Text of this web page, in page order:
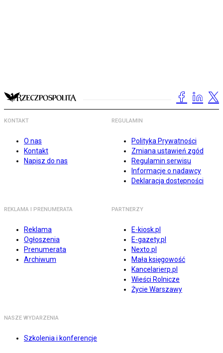
KONTAKT
O nas
Kontakt
Napisz do nas
REGULAMIN
Polityka Prywatności
Zmiana ustawień zgód
Regulamin serwisu
Informacje o nadawcy
Deklaracja dostępności
REKLAMA I PRENUMERATA
Reklama
Ogłoszenia
Prenumerata
Archiwum
PARTNERZY
E-kiosk.pl
E-gazety.pl
Nexto.pl
Mała księgowość
Kancelarierp.pl
Wieści Rolnicze
Życie Warszawy
NASZE WYDARZENIA
Szkolenia i konferencje